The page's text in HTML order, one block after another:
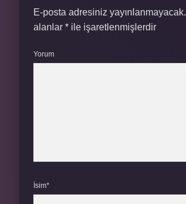
E-posta adresiniz yayınlanmayacak.
alanlar * ile işaretlenmişlerdir
Yorum
İsim*